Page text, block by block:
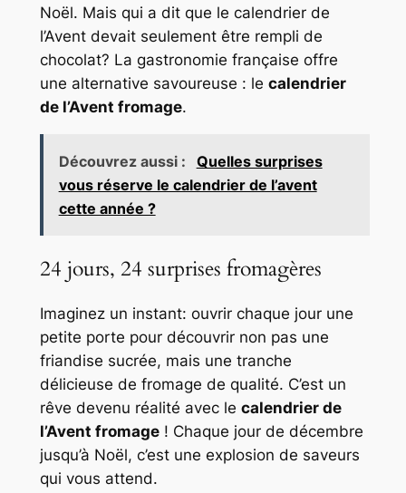
Noël. Mais qui a dit que le calendrier de
l’Avent devait seulement être rempli de
chocolat? La gastronomie française offre
une alternative savoureuse : le calendrier
de l’Avent fromage.
Découvrez aussi :
Quelles surprises
vous réserve le calendrier de l’avent
cette année ?
24 jours, 24 surprises fromagères
Imaginez un instant: ouvrir chaque jour une
petite porte pour découvrir non pas une
friandise sucrée, mais une tranche
délicieuse de fromage de qualité. C’est un
rêve devenu réalité avec le calendrier de
l’Avent fromage! Chaque jour de décembre
jusqu’à Noël, c’est une explosion de saveurs
qui vous attend.